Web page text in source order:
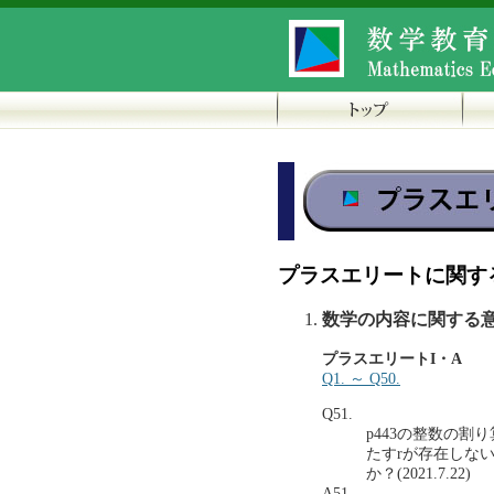
プラスエリートに関
数学の内容に関する
プラスエリートI・A
Q1. ～ Q50.
Q51.
p443の整数の割
たすrが存在しな
か？(2021.7.22)